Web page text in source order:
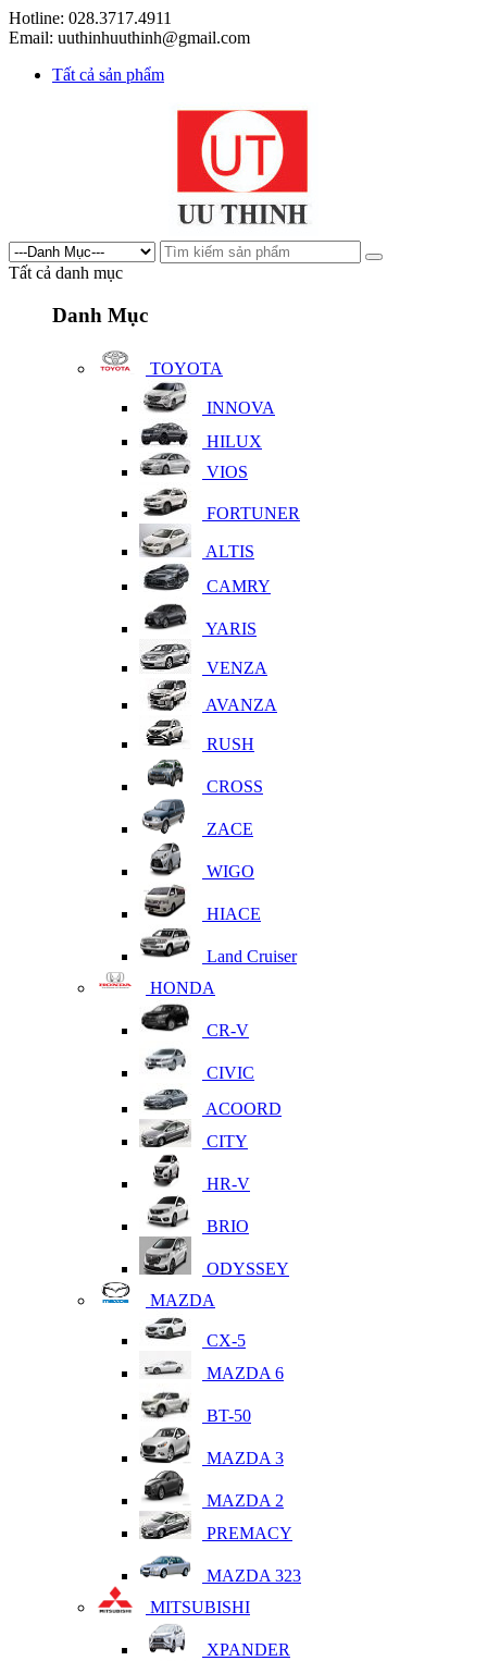
Hotline: 028.3717.4911
Email: uuthinhuuthinh@gmail.com
Tất cả sản phẩm
Tất cả danh mục
Danh Mục
TOYOTA
INNOVA
HILUX
VIOS
FORTUNER
ALTIS
CAMRY
YARIS
VENZA
AVANZA
RUSH
CROSS
ZACE
WIGO
HIACE
Land Cruiser
HONDA
CR-V
CIVIC
ACOORD
CITY
HR-V
BRIO
ODYSSEY
MAZDA
CX-5
MAZDA 6
BT-50
MAZDA 3
MAZDA 2
PREMACY
MAZDA 323
MITSUBISHI
XPANDER